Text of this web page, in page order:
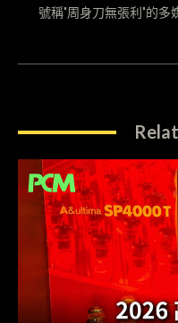
號稱"周身刀無張利"的多